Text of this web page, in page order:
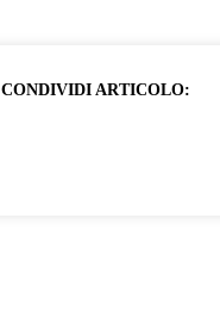
CONDIVIDI ARTICOLO: